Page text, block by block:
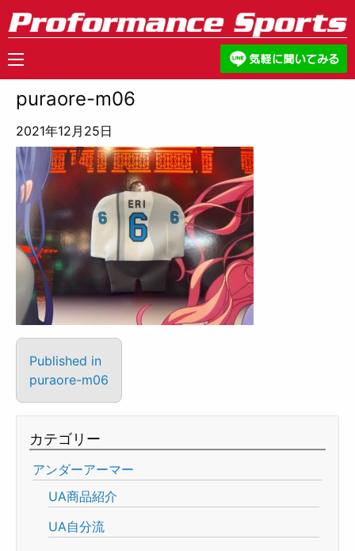
puraore-m06
2021年12月25日
Published in
puraore-m06
カテゴリー
アンダーアーマー
UA商品紹介
UA自分流